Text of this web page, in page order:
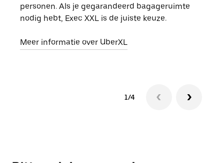
personen. Als je gegarandeerd bagageruimte
nodig hebt, Exec XXL is de juiste keuze.
Meer informatie over UberXL
1/4